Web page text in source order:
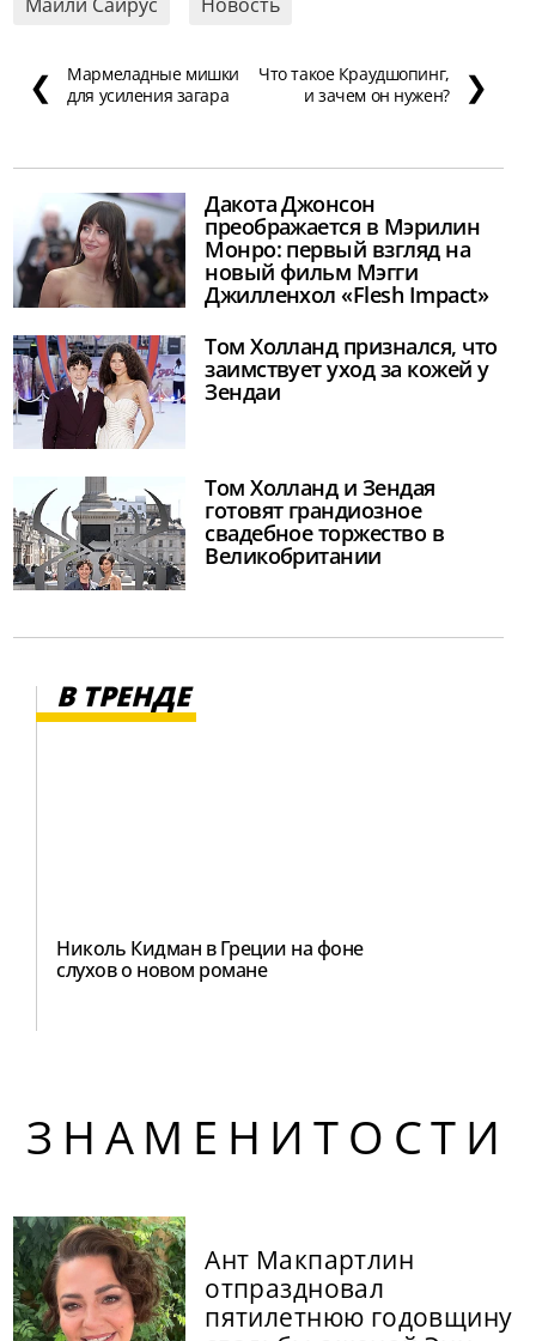
❮
Мармеладные мишки
для усиления загара
Что такое Краудшопинг,
и зачем он нужен?
❯
Дакота Джонсон
преображается в Мэрилин
Монро: первый взгляд на
новый фильм Мэгги
Джилленхол «Flesh Impact»
Том Холланд признался, что
заимствует уход за кожей у
Зендаи
Том Холланд и Зендая
готовят грандиозное
свадебное торжество в
Великобритании
В ТРЕНДЕ
Николь Кидман в Греции на фоне
слухов о новом романе
ЗНАМЕНИТОСТИ
Ант Макпартлин
отпраздновал
пятилетнюю годовщину